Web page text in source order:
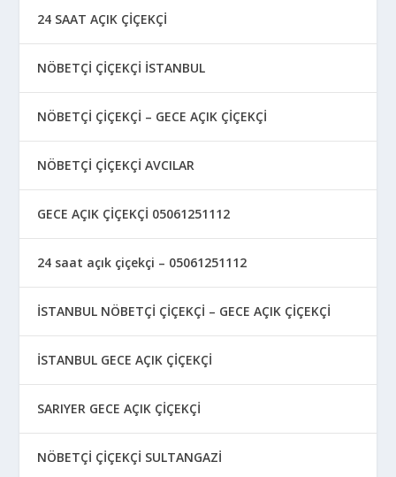
24 SAAT AÇIK ÇİÇEKÇİ
NÖBETÇİ ÇİÇEKÇİ İSTANBUL
NÖBETÇİ ÇİÇEKÇİ – GECE AÇIK ÇİÇEKÇİ
NÖBETÇİ ÇİÇEKÇİ AVCILAR
GECE AÇIK ÇİÇEKÇİ 05061251112
24 saat açık çiçekçi – 05061251112
İSTANBUL NÖBETÇİ ÇİÇEKÇİ – GECE AÇIK ÇİÇEKÇİ
İSTANBUL GECE AÇIK ÇİÇEKÇİ
SARIYER GECE AÇIK ÇİÇEKÇİ
NÖBETÇİ ÇİÇEKÇİ SULTANGAZİ